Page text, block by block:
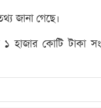
জানা গেছে।
হাজার কোটি টাকা